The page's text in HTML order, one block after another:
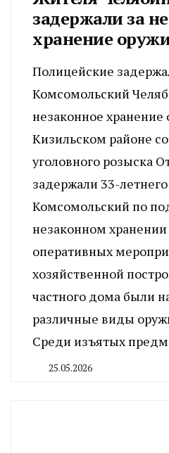
задержали за
хранение
Полицейские
Комсомольский
незаконное хранение
Кизильском районе
уголовного розыска
задержали 33-
Комсомольский по
незаконном
оперативных
хозяйственной
частного дома были
различные виды
Среди изъятых
25.05.2026